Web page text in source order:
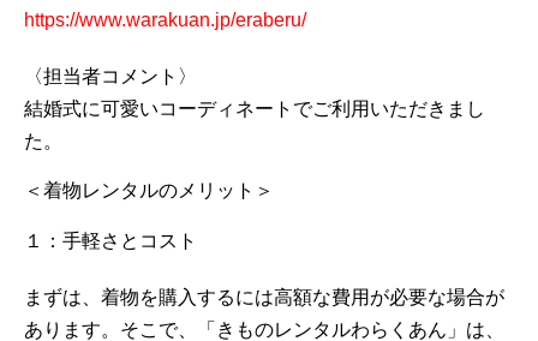
https://www.warakuan.jp/eraberu/
〈担当者コメント〉
結婚式に可愛いコーディネートでご利用いただきまし
た。
＜着物レンタルのメリット＞
１：手軽さとコスト
まずは、着物を購入するには高額な費用が必要な場合が
あります。そこで、「きものレンタルわらくあん」は、